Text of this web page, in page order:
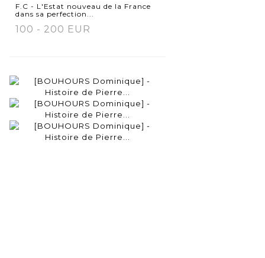
F.C - L'Estat nouveau de la France
dans sa perfection...
100 - 200 EUR